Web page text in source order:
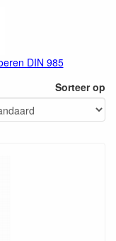
DIN 985
Sorteer op